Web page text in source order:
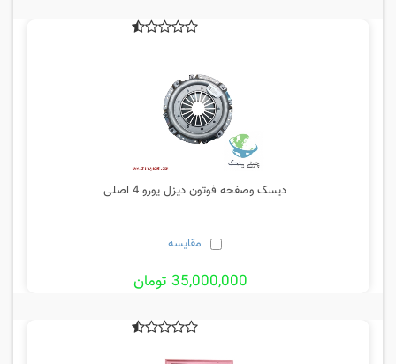
دیسک وصفحه فوتون دیزل یورو 4 اصلی
مقایسه
35,000,000 تومان